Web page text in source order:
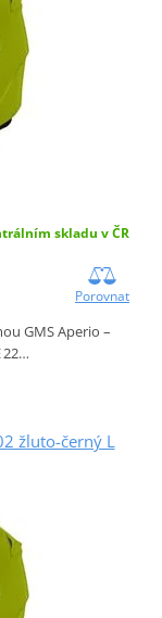
skladu v ČR
Porovnat
GMS Aperio –
22…
žluto-černý L